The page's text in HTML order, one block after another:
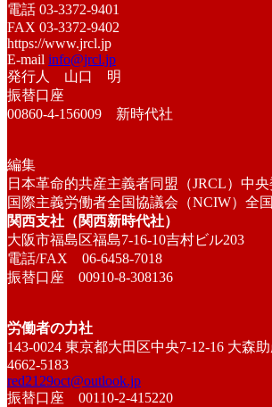
電話 03-3372-9401
FAX 03-3372-9402
https://www.jrcl.jp
E-mail info@jrcl.jp
発行人 山口 明
振替口座
00860-4-156009 新時代社
編集
日本革命的共産主義者同盟（JRCL）中
国際主義労働者全国協議会（NCIW）全
関西支社（関西新時代社）
大阪市福島区福島7-16-10吉村ビル203
電話/FAX 06-6458-7018
振替口座 00910-8-308136
労働者の力社
143-0024 東京都大田区中央7-12-16 大
4662-5183
red2129oct@outlook.jp
振替口座 00110-2-415220